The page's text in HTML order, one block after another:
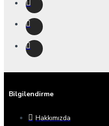
Bilgilendirme
Hakkımızda